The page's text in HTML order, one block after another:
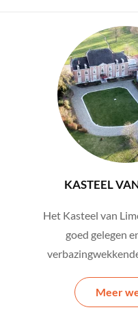
KASTEEL
Het Kasteel van
goed gelegen
Meer